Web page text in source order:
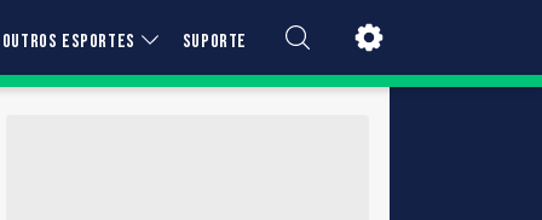
OUTROS ESPORTES SUPORTE